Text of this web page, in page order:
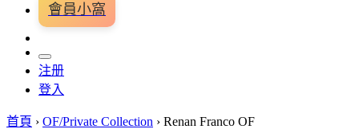
會員小窩
注册
登入
首頁 › OF/Private Collection › Renan Franco OF